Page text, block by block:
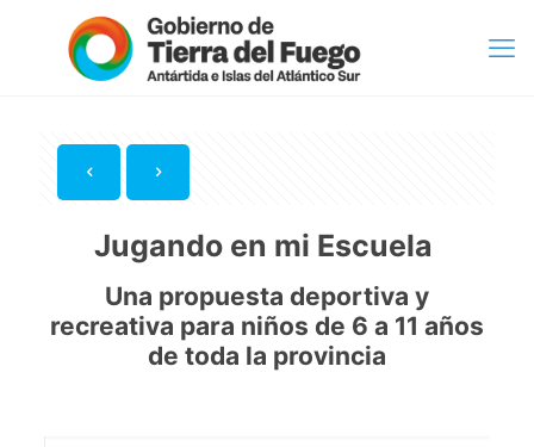
Jugando en mi Escuela
Una propuesta deportiva y
recreativa para niños de 6 a 11 años
de toda la provincia